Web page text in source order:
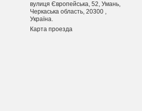
вулиця Європейська, 52, Умань,
Черкаська область, 20300 ,
Україна.
Карта проезда